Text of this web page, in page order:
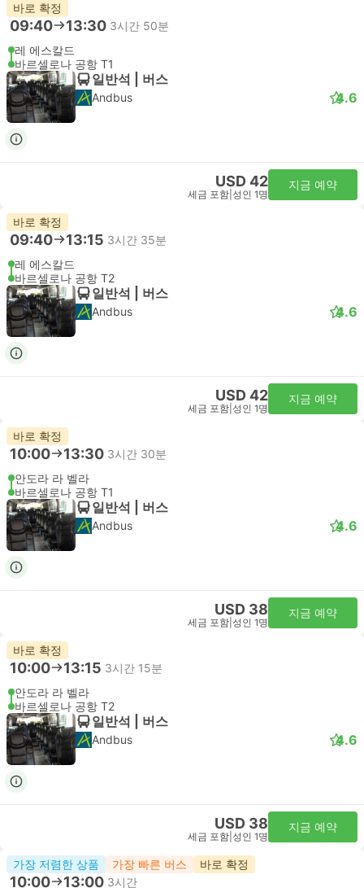
바로 확정
09:40 13:30 3시간 50분
레 에스칼드
바르셀로나 공항 T1
일반석 | 버스
Andbus 4.6
USD 42
세금 포함 성인 1명
지금 예약
바로 확정
09:40 13:15 3시간 35분
레 에스칼드
바르셀로나 공항 T2
일반석 | 버스
Andbus 4.6
USD 42
세금 포함 성인 1명
지금 예약
바로 확정
10:00 13:30 3시간 30분
안도라 라 벨라
바르셀로나 공항 T1
일반석 | 버스
Andbus 4.6
USD 38
세금 포함 성인 1명
지금 예약
바로 확정
10:00 13:15 3시간 15분
안도라 라 벨라
바르셀로나 공항 T2
일반석 | 버스
Andbus 4.6
USD 38
세금 포함 성인 1명
지금 예약
가장 저렴한 상품 가장 빠른 버스 바로 확정
10:00 13:00 3시간